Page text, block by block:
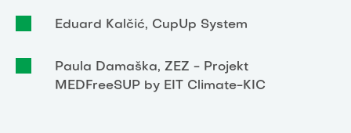
Eduard Kalčić, CupUp System
Paula Damaška, ZEZ - Projekt
MEDFreeSUP by EIT Climate-KIC